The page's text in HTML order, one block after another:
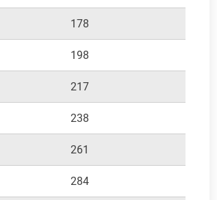
178
198
217
238
261
284